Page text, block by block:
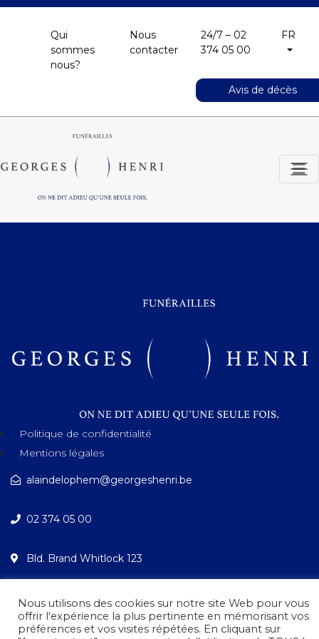
Qui
sommes
nous?
Nous
contacter
24/7 – 02
374 05 00
FR
Avis de décès
Politique de confidentialité
Mentions légales
alaindelophem@georgeshenri.be
02 374 05 00
Bld. Brand Whitlock 123
Nous utilisons des cookies sur notre site Web pour vous
offrir l'expérience la plus pertinente en mémorisant vos
préférences et vos visites répétées. En cliquant sur